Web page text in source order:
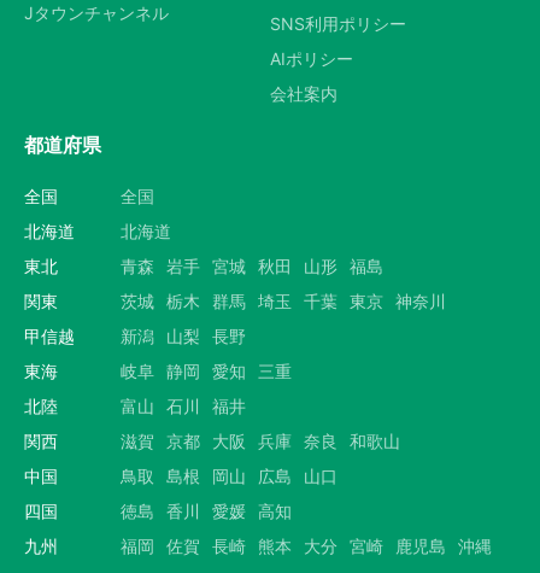
Jタウンチャンネル
SNS利用ポリシー
AIポリシー
会社案内
都道府県
全国
全国
北海道
北海道
東北
青森 岩手 宮城 秋田 山形 福島
関東
茨城 栃木 群馬 埼玉 千葉 東京 神奈川
甲信越
新潟 山梨
長野
東海
岐阜 静岡 愛知
三重
北陸
富山 石川
福井
関西
滋賀 京都 大阪 兵庫 奈良
和歌山
中国
鳥取 島根 岡山 広島
山口
四国
徳島 香川 愛媛 高知
九州
福岡 佐賀 長崎 熊本 大分 宮崎 鹿児島 沖縄